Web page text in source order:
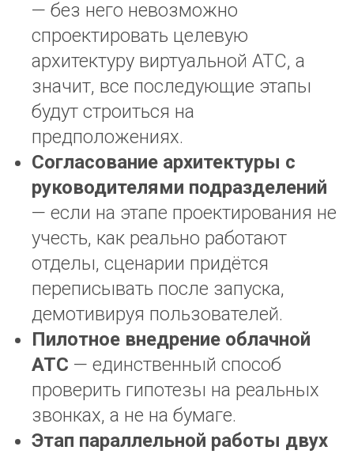
— без него невозможно
спроектировать целевую
архитектуру виртуальной АТС, а
значит, все последующие этапы
будут строиться на
предположениях.
Согласование архитектуры с
руководителями подразделений
— если на этапе проектирования не
учесть, как реально работают
отделы, сценарии придётся
переписывать после запуска,
демотивируя пользователей.
Пилотное внедрение облачной
АТС — единственный способ
проверить гипотезы на реальных
звонках, а не на бумаге.
Этап параллельной работы двух